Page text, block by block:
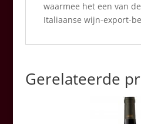
waarmee het een van
Italiaanse wijn-export-
Gerelateerde